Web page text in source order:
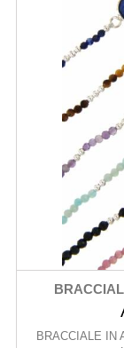
BRACCIALE IN